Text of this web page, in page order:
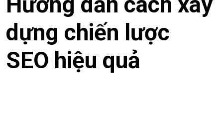
dựng chiến lược
SEO hiệu quả